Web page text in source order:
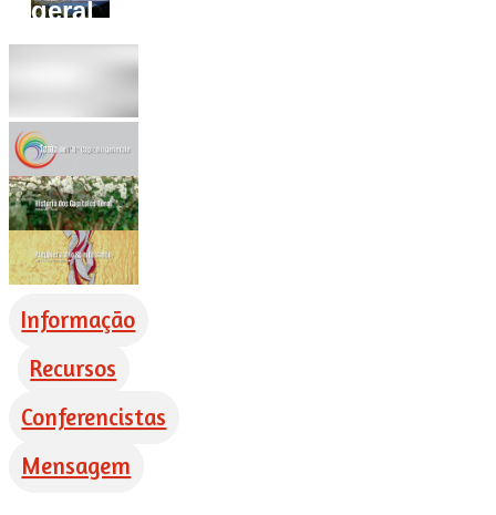
geral
Informação
Recursos
Conferencistas
Mensagem